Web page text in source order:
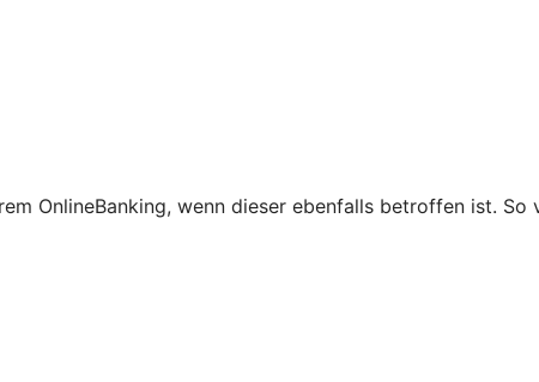
OnlineBanking, wenn dieser ebenfalls betroffen ist.